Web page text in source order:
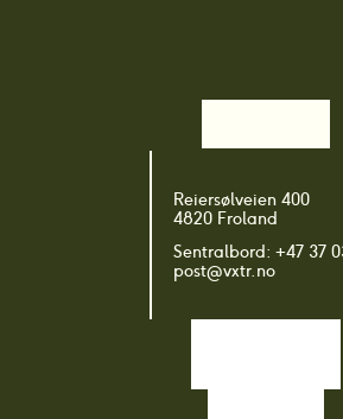
Regnbed/Vadi – Vått og
Reiersølveien 400
4820 Froland
Sentralbord: +47 37
post@vxtr.no